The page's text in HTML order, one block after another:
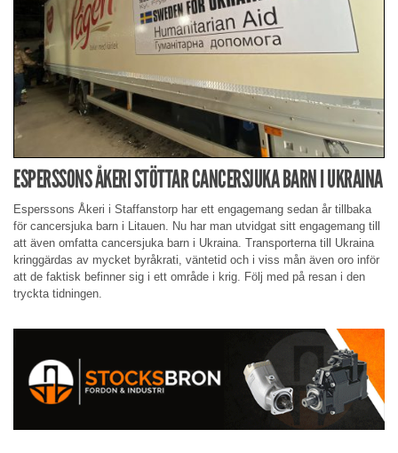
ESPERSSONS ÅKERI STÖTTAR CANCERSJUKA BARN I UKRAINA
Esperssons Åkeri i Staffanstorp har ett engagemang sedan år tillbaka
för cancersjuka barn i Litauen. Nu har man utvidgat sitt engagemang till
att även omfatta cancersjuka barn i Ukraina. Transporterna till Ukraina
kringgärdas av mycket byråkrati, väntetid och i viss mån även oro inför
att de faktisk befinner sig i ett område i krig. Följ med på resan i den
tryckta tidningen.